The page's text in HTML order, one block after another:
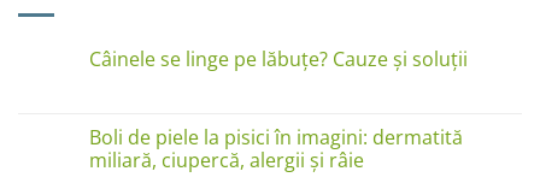
Câinele se linge pe lăbuțe? Cauze și soluții
Câinele
se
linge
Boli de piele la pisici în imagini: dermatită
miliară, ciupercă, alergii și râie